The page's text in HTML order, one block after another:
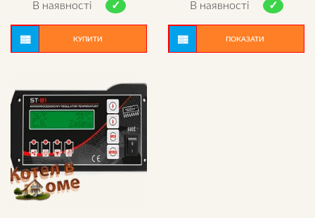
out of 5
В наявності
КУПИТИ
out of 5
В наявності
ПОКАЗАТИ